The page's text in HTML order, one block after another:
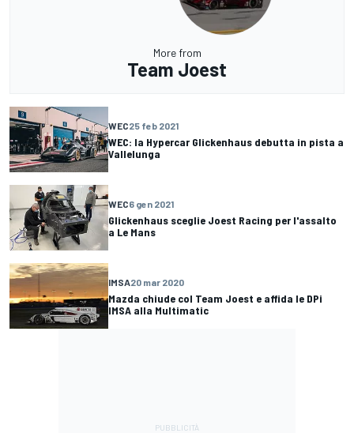
More from
Team Joest
WEC25 feb 2021
WEC: la Hypercar Glickenhaus debutta in pista a
Vallelunga
WEC6 gen 2021
Glickenhaus sceglie Joest Racing per l'assalto
a Le Mans
IMSA20 mar 2020
Mazda chiude col Team Joest e affida le DPi
IMSA alla Multimatic